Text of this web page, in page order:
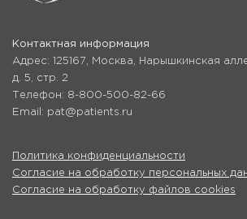
Контактная информация
Адрес: 125167, Москва, Нарышкинская
д. 5, стр. 2
Телефон: 8-800-500-82-66
Email: pat@patients.ru
Политика конфиденциальности
Согласие на обработку персональных
Согласие на обработку файлов cookies